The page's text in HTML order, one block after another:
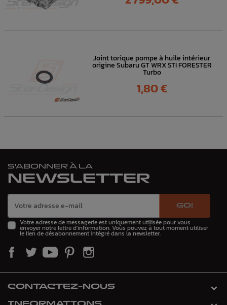
Joint torique pompe à huile intérieur
origine Subaru GT WRX STI FORESTER
Turbo
Prix
1,80 €
S'ABONNER À LA
NEWSLETTER
GO!
Votre adresse de messagerie est uniquement utilisée pour vous
envoyer notre lettre d'information. Vous pouvez à tout moment utiliser
le lien de désabonnement intégré dans la newsletter.
CONTACTEZ-NOUS